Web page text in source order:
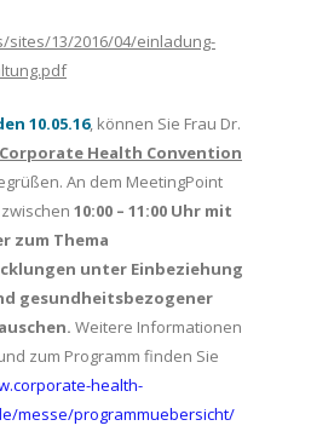
sites/13/2016/04/einladung-
10.05.16, können Sie Frau Dr.
Corporate Health Convention
An dem MeetingPoint
10:00 – 11:00 Uhr mit
zum Thema
unter Einbeziehung
gesundheitsbezogener
Weitere Informationen
zum Programm finden Sie
health-
messe/programmuebersicht/